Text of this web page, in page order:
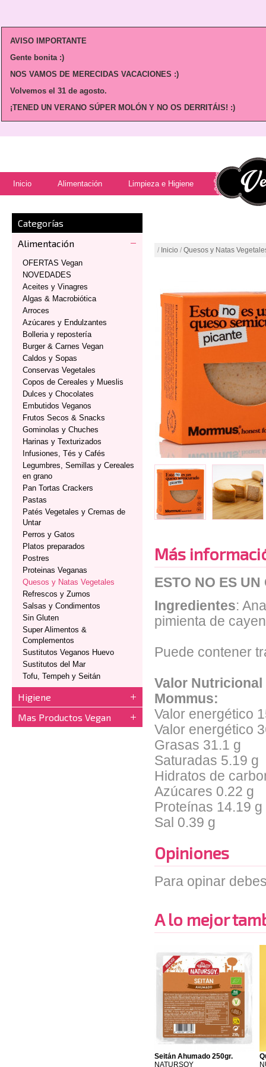
AVISO IMPORTANTE
Gente bonita :)
NOS VAMOS DE MERECIDAS VACACIONES :)
Volvemos el 31 de agosto.
¡TENED UN VERANO SÚPER MOLÓN Y NO OS DERRITÁIS! :)
Inicio Alimentación Limpieza e Higiene
Categorías
Alimentación
OFERTAS Vegan
NOVEDADES
Aceites y Vinagres
Algas & Macrobiótica
Arroces
Azúcares y Endulzantes
Bolleria y repostería
Burger & Carnes Vegan
Caldos y Sopas
Conservas Vegetales
Copos de Cereales y Mueslis
Dulces y Chocolates
Embutidos Veganos
Frutos Secos & Snacks
Gominolas y Chuches
Harinas y Texturizados
Infusiones, Tés y Cafés
Legumbres, Semillas y Cereales
en grano
Pan Tortas Crackers
Pastas
Patés Vegetales y Cremas de
Untar
Perros y Gatos
Platos preparados
Postres
Proteinas Veganas
Quesos y Natas Vegetales
Refrescos y Zumos
Salsas y Condimentos
Sin Gluten
Super Alimentos &
Complementos
Sustitutos Veganos Huevo
Sustitutos del Mar
Tofu, Tempeh y Seitán
Higiene
Mas Productos Vegan
/ Inicio / Quesos y Natas
Más
ESTO NO ES
Ingredientes:
pimienta de
Puede contener
Valor Nutricional
Mommus:
Valor energético
Valor energético
Grasas 31.1 g
Saturadas 5.19 g
Hidratos de
Azúcares 0.22 g
Proteínas 14.19 g
Sal 0.39 g
Opiniones
Para opinar
A lo mejor
Seitán Ahumado 250gr.
NATURSOY